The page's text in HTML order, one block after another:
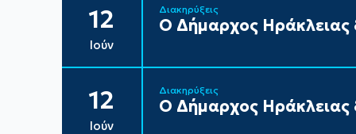
12
Ιούν
Διακηρύξεις
Ο Δήμαρχος Ηράκλειας
12
Ιούν
Διακηρύξεις
Ο Δήμαρχος Ηράκλειας